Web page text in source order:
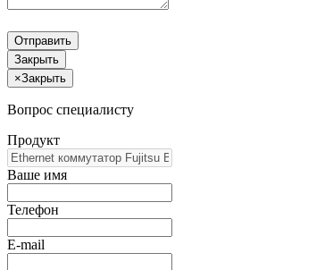
Отправить
Закрыть
×Закрыть
Вопрос специалисту
Продукт
Ваше имя
Телефон
E-mail